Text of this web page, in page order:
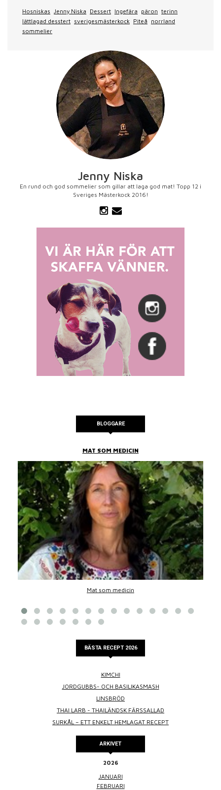
Hosniskas Jenny Niska Dessert Ingefära päron terinn
lättlagad desstert sverigesmästerkock Piteå norrland
sommelier
Jenny Niska
En rund och god sommelier som gillar att laga god mat! Topp 12 i
Sveriges Mästerkock 2016!
BLOGGARE
MAT SOM MEDICIN
Mat som medicin
BÄSTA RECEPT 2026
KIMCHI
JORDGUBBS- OCH BASILIKASMASH
LINSBRÖD
THAI LARB - THAILÄNDSK FÄRSSALLAD
SURKÅL – ETT ENKELT HEMLAGAT RECEPT
ARKIVET
2026
JANUARI
FEBRUARI